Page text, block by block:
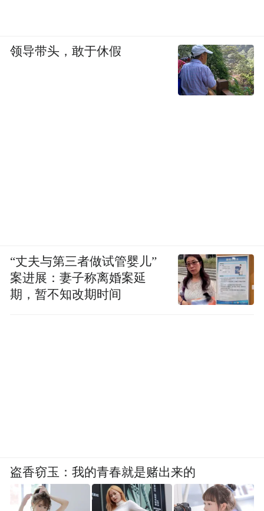
领导带头，敢于休假
“丈夫与第三者做试管婴儿”
案进展：妻子称离婚案延
期，暂不知改期时间
盗香窃玉：我的青春就是赌出来的